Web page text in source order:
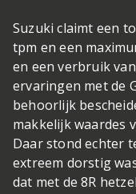
Suzuki claimt een
tpm en een
en een verbruik
ervaringen met de
behoorlijk
makkelijk waardes
Daar stond echter
extreem dorstig
dat met de 8R